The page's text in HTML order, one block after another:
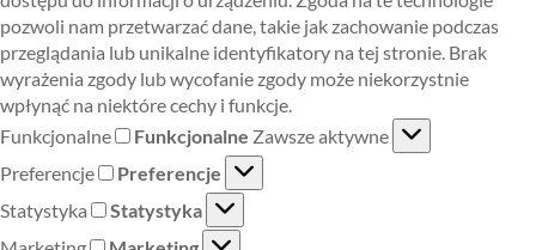
pozwoli nam przetwarzać dane, takie jak zachowanie podczas
przeglądania lub unikalne identyfikatory na tej stronie. Brak
wyrażenia zgody lub wycofanie zgody może niekorzystnie
wpłynąć na niektóre cechy i funkcje.
Funkcjonalne
Funkcjonalne Zawsze aktywne
Preferencje
Preferencje
Statystyka
Statystyka